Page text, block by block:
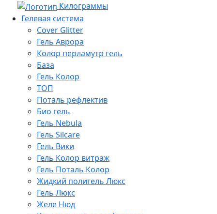
Килограммы
Гелевая система
Cover Glitter
Гель Аврора
Колор перламутр гель
База
Гель Колор
ТОП
Поталь рефлектив
Био гель
Гель Nebula
Гель Silcare
Гель Вики
Гель Колор витраж
Гель Поталь Колор
Жидкий полигель Люкс
Гель Люкс
Желе Нюд